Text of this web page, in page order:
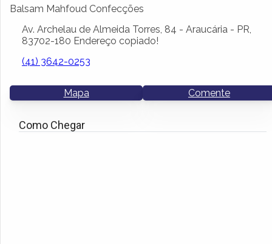
Balsam Mahfoud Confecções
Av. Archelau de Almeida Torres, 84 - Araucária - PR,
83702-180 Endereço copiado!
(41) 3642-0253
Mapa Comente
Como Chegar